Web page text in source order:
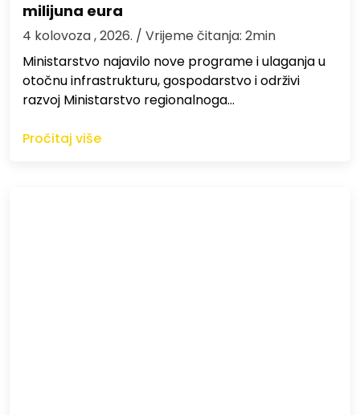
milijuna eura
4 kolovoza , 2026. / Vrijeme čitanja: 2min
Ministarstvo najavilo nove programe i ulaganja u
otočnu infrastrukturu, gospodarstvo i održivi
razvoj Ministarstvo regionalnoga…
Pročitaj više